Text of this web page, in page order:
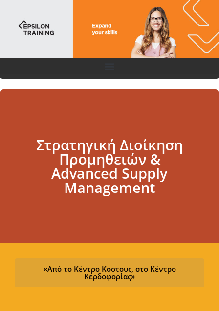
Στρατηγική Διοίκηση
Προμηθειών &
Advanced Supply
Management
«Από το Κέντρο Κόστους, στο Κέντρο
Κερδοφορίας»